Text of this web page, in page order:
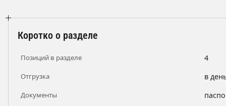
Коротко о разделе
Позиций в разделе 4
Отгрузка в
Документы